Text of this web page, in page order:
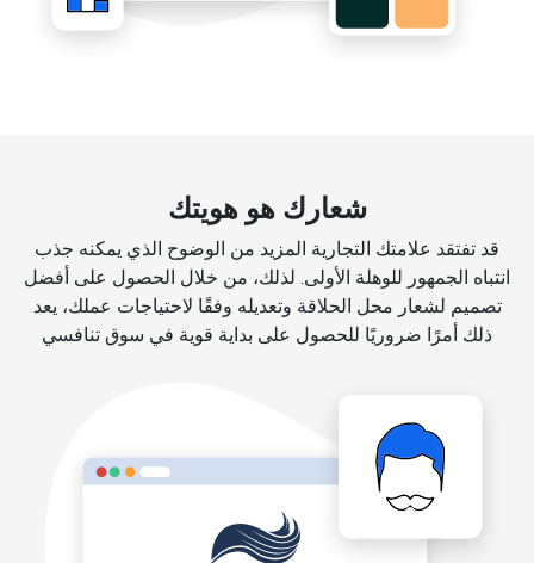
شعارك هو هويتك
قد تفتقد علامتك التجارية المزيد من الوضوح الذي يمكنه جذب
انتباه الجمهور للوهلة الأولى. لذلك، من خلال الحصول على أفضل
تصميم لشعار محل الحلاقة وتعديله وفقًا لاحتياجات عملك، يعد
ذلك أمرًا ضروريًا للحصول على بداية قوية في سوق تنافسي